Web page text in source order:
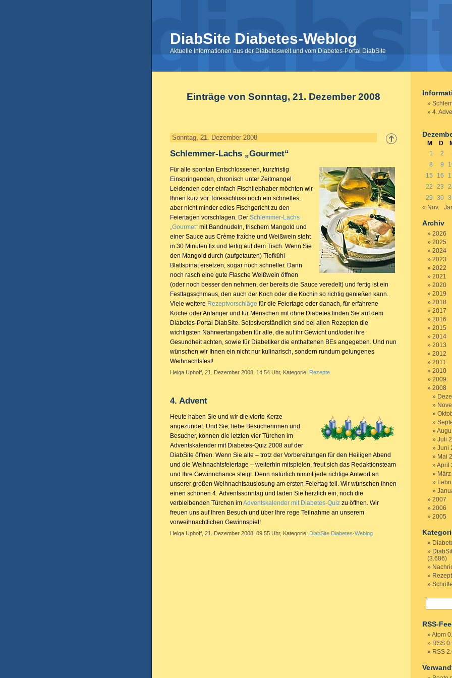
DiabSite Diabetes-Weblog
Aktuelle Informationen aus der Diabeteswelt und vom Diabetes-Portal DiabSite
Einträge von Sonntag, 21. Dezember 2008
Sonntag, 21. Dezember 2008
Schlemmer-Lachs „Gourmet“
Für alle spontan Entschlossenen, kurzfristig
Einspringenden, chronisch unter Zeitmangel
Leidenden oder einfach Fischliebhaber möchten wir
Ihnen kurz vor Toresschluss noch ein schnelles,
aber nicht minder edles Fischgericht zu den
Feiertagen vorschlagen. Der Schlemmer-Lachs
„Gourmet“ mit Bandnudeln, frischem Mangold und
einer Sauce aus Crème fraîche und Weißwein steht
in 30 Minuten fix und fertig auf dem Tisch. Wenn Sie
den Mangold durch (aufgetauten) Tiefkühl-
Blattspinat ersetzen, sogar noch schneller. Dann
noch rasch eine gute Flasche Weißwein öffnen
(oder noch besser den nehmen, der bereits die Sauce veredelt) und fertig ist ein
Festtagsschmaus, den auch der Koch oder die Köchin so richtig genießen kann.
Viele weitere Rezeptvorschläge für die Feiertage oder danach, für erfahrene
Köche oder Anfänger und für Menschen mit ohne Diabetes finden Sie auf dem
Diabetes-Portal DiabSite. Selbstverständlich sind bei allen Rezepten die
wichtigsten Nährwertangaben für alle, die auf ihr Gewicht und/oder ihre
Gesundheit achten, sowie für Diabetiker die enthaltenen BEs angegeben. Und nun
wünschen wir Ihnen ein nicht nur kulinarisch, sondern rundum gelungenes
Weihnachtsfest!
Helga Uphoff, 21. Dezember 2008, 14.54 Uhr, Kategorie: Rezepte
4. Advent
Heute haben Sie und wir die vierte Kerze
angezündet. Und Sie, liebe Besucherinnen und
Besucher, können die letzten vier Türchen im
Adventskalender mit Diabetes-Quiz 2008 auf der
DiabSite öffnen. Wenn Sie alle – trotz der Vorbereitungen für den Heiligen Abend
und die Weihnachtsfeiertage – weiterhin mitspielen, freut sich das Redaktionsteam
und Ihre Gewinnchance steigt. Denn natürlich nimmt jede richtige Antwort an
unserer großen Weihnachtsauslosung am ersten Feiertag teil. Wir wünschen Ihnen
einen schönen 4. Adventssonntag und laden Sie herzlich ein, noch die
verbleibenden Türchen imAdventskalender mit Diabetes-Quiz zu öffnen. Wir
freuen uns auf Ihren Besuch und über Ihre rege Teilnahme an unserem
vorweihnachtlichen Gewinnspiel!
Helga Uphoff, 21. Dezember 2008, 09.55 Uhr, Kategorie: DiabSite Diabetes-Weblog
4.
M D
1
2
8
9
15
16
22
23
29
30
« Nov.
Archiv
2026
2025
2024
2023
2022
2021
2020
2019
2018
2017
2016
2015
2014
2013
2012
2011
2010
2009
2008
Juli
Juni
Mai
April
2007
2006
2005
(3.686)
RSS-
Atom
RSS
RSS